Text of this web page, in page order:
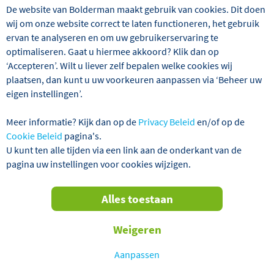
VERTREKGARANTIES!
'De Parel van het Oosten', zo wordt de Hongaarse
hoofdstad Boedapest ook wel genoemd. En terecht: deze
rivier de Donau, is door haar prachtige, elegante
gebouwen zoals het Vissersbastion, het enorme
grandeur en flair. Vooral rondom de kerstdagen biedt de
stad een majestueuze en stijlvolle, maar zeker ook
gezellige aanblik, mede vanwege de vele sfeervolle
De website van Bolderman maakt gebruik van cookies. Dit doen
wij om onze website correct te laten functioneren, het gebruik
ervan te analyseren en om uw gebruikerservaring te
optimaliseren. Gaat u hiermee akkoord? Klik dan op
‘Accepteren’. Wilt u liever zelf bepalen welke cookies wij
plaatsen, dan kunt u uw voorkeuren aanpassen via ‘Beheer uw
eigen instellingen’.
Meer informatie? Kijk dan op de Privacy Beleid en/of op de
Cookie Beleid pagina's.
U kunt ten alle tijden via een link aan de onderkant van de
pagina uw instellingen voor cookies wijzigen.
Aanpassen
Weigeren
Alles toestaan